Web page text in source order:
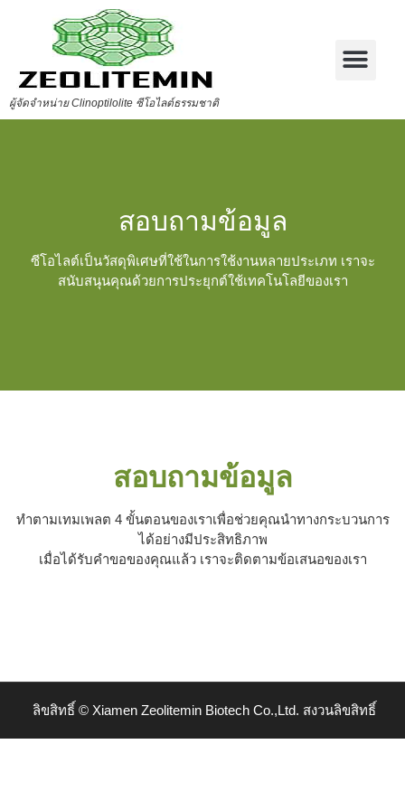
ผู้จัดจำหน่าย Clinoptilolite ซีโอไลต์ธรรมชาติ
สอบถามข้อมูล
ซีโอไลต์เป็นวัสดุพิเศษที่ใช้ในการใช้งานหลายประเภท เราจะ
สนับสนุนคุณด้วยการประยุกต์ใช้เทคโนโลยีของเรา
สอบถามข้อมูล
ทำตามเทมเพลต 4 ขั้นตอนของเราเพื่อช่วยคุณนำทางกระบวนการ
ได้อย่างมีประสิทธิภาพ
เมื่อได้รับคำขอของคุณแล้ว เราจะติดตามข้อเสนอของเรา
ลิขสิทธิ์ © Xiamen Zeolitemin Biotech Co.,Ltd. สงวนลิขสิทธิ์